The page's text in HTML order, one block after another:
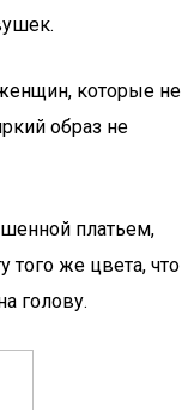
которые не
образ не
платьем,
того же цвета, что
голову.